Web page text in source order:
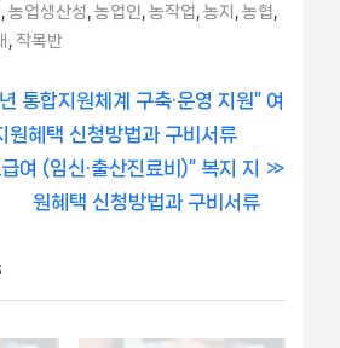
농업생산성 농업인 농작업 농지 농협
작목반
통합지원체계 구축·운영 지원” 여
원혜택 신청방법과 구비서류
여 (임신·출산진료비)” 복지 지
원혜택 신청방법과 구비서류